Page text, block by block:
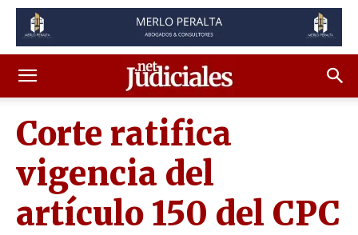
Corte ratifica
vigencia del
artículo 150 del CPC